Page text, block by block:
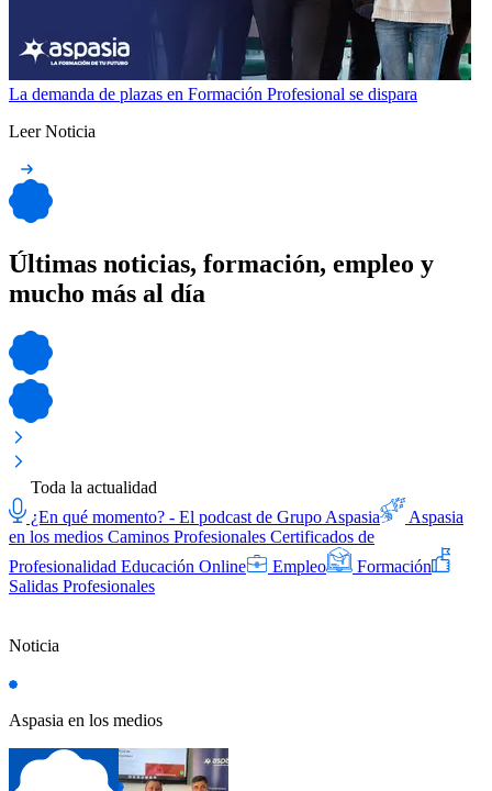
La demanda de plazas en Formación Profesional se dispara
Leer Noticia
Últimas noticias, formación, empleo y
mucho más al día
Toda la actualidad
¿En qué momento? - El podcast de Grupo Aspasia
Aspasia
en los medios Caminos Profesionales Certificados de
Profesionalidad Educación Online Empleo
Formación
Salidas Profesionales
Noticia
Aspasia en los medios